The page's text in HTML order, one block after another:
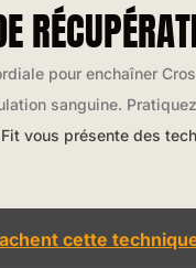
pour enchaîner
sanguine.
vous présente des
cette